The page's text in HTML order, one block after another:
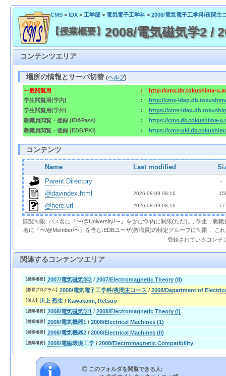
CMS> IDX> 工学部> 電気電子工学科> 2008/電気電子工学科/夜間主
【授業概要】 2008/電気磁気学2 /
コンテンツエリア
場所の情報とサーバ切替(ヘルプ)
一般閲覧用 :
http://cms.db.tokushima-
学生閲覧用(学内)
:
http://cms-
学生閲覧用(学外)
:
https://cms-
教職員閲覧・登録 (ID&Pass)
:
https://cms.db.tokushima-
教職員閲覧・登録 (EDB/PKI)
: https://cms-
コンテンツ
Name Last modified
Parent Directory
  -
@davindex.html 2026-08-09 08:16
@here.url 2026-08-09 08:16 77
閲覧制限: パス名に『〜/@University/〜』を含む:学内に制限(ただし，学生，教
名に『〜/@Member/〜』を含む:EDBユーザ(教職員)の特定グループに制限． こ
登録されているコンテ
関連するコンテンツエリア
【授業概要】 2007/電気磁気学2 / 2007/Electromagnetic Theory (II)
【教育プログラム】 2008/電気電子工学科/夜間主コース / 2008/Department of
【個人】 川上 烈生 / Kawakami, Retsuo
【授業概要】 2008/電気磁気学1 / 2008/Electromagnetic Theory (I)
【授業概要】 2008/電気機器1 / 2008/Electrical Machines (1)
【授業概要】 2008/電気機器2 / 2008/Electrical Machines (II)
【授業概要】 2008/電磁環境工学 / 2008/Electromagnetic Compatibility
◎ このフォルダを閲覧できる人: